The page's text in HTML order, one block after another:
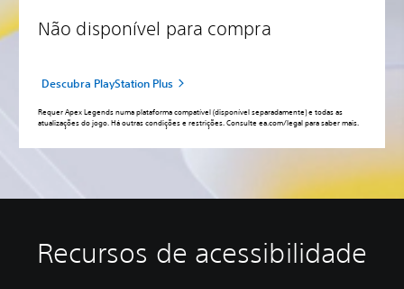
Não disponível para compra
Descubra PlayStation Plus
Requer Apex Legends numa plataforma compatível (disponível separadamente) e todas as
atualizações do jogo. Há outras condições e restrições. Consulte ea.com/legal para saber mais.
Recursos de acessibilidade
A
l
Á
u
L
e
R
e
L
e
T
r